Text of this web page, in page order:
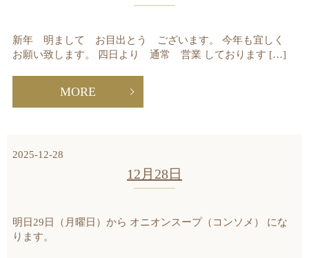
新年 明まして お目出とう ございます。 今年も宜しく
お願い致します。 四日より 通常 営業 しております […]
MORE
2025-12-28
12月28日
明日29日（月曜日）から オニオンスープ（コンソメ） にな
ります。